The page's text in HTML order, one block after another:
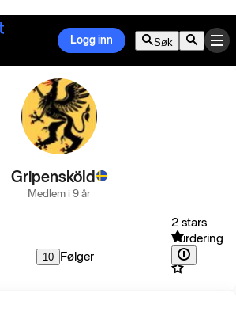
Logg inn Søk
Gripensköld
Medlem i 9 år
10 Følger
2 stars
Vurdering